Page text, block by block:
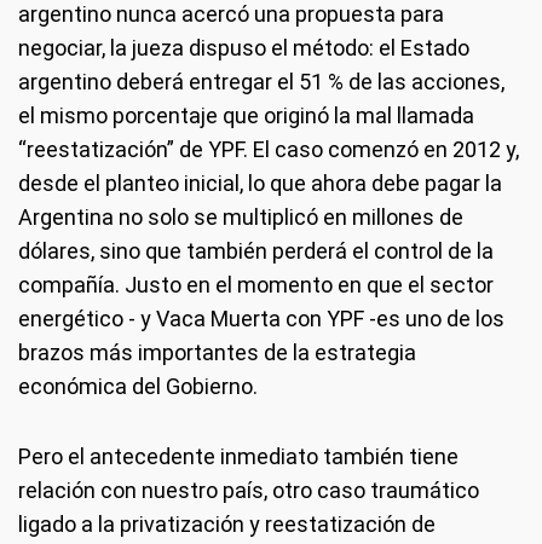
argentino nunca acercó una propuesta para
negociar, la jueza dispuso el método: el Estado
argentino deberá entregar el 51 % de las acciones,
el mismo porcentaje que originó la mal llamada
“reestatización” de YPF. El caso comenzó en 2012 y,
desde el planteo inicial, lo que ahora debe pagar la
Argentina no solo se multiplicó en millones de
dólares, sino que también perderá el control de la
compañía. Justo en el momento en que el sector
energético - y Vaca Muerta con YPF -es uno de los
brazos más importantes de la estrategia
económica del Gobierno.
Pero el antecedente inmediato también tiene
relación con nuestro país, otro caso traumático
ligado a la privatización y reestatización de